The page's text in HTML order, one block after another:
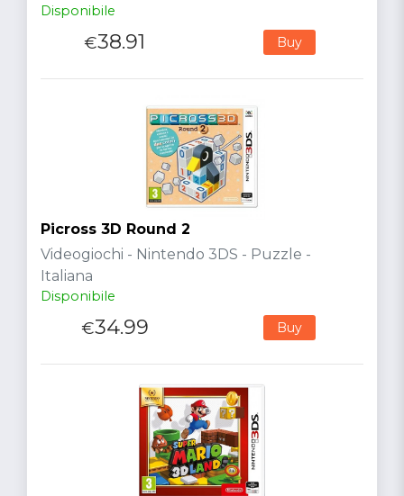
Disponibile
€38.91 Buy
Picross 3D Round 2
Videogiochi - Nintendo 3DS - Puzzle -
Italiana
Disponibile
€34.99 Buy